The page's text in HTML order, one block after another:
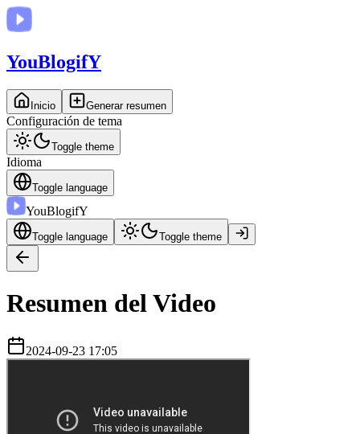
YouBlogifY
Inicio Generar resumen
Configuración de tema
Toggle theme
Idioma
Toggle language
YouBlogifY
Toggle language Toggle theme
Resumen del Video
2024-09-23 17:05